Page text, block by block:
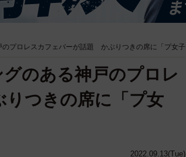
のプロレスカフェバーが話題 かぶりつきの席に「プ女子
2022.09.13(Tue)
グのある神戸のプロレ
つきの席に「プ女